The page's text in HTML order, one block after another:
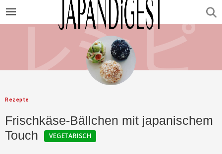
Rezepte
Frischkäse-Bällchen mit japanischem
Touch
VEGETARISCH